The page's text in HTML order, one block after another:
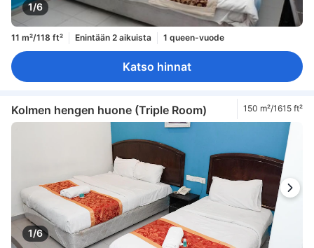
1/6
11 m²/118 ft² Enintään 2 aikuista 1 queen-vuode
Katso hinnat
Kolmen hengen huone (Triple Room) 150 m²/1615 ft²
1/6